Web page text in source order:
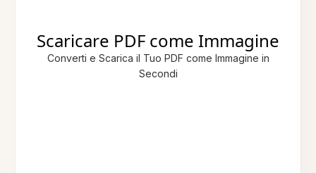
Scaricare PDF come Immagine
Converti e Scarica il Tuo PDF come Immagine in
Secondi